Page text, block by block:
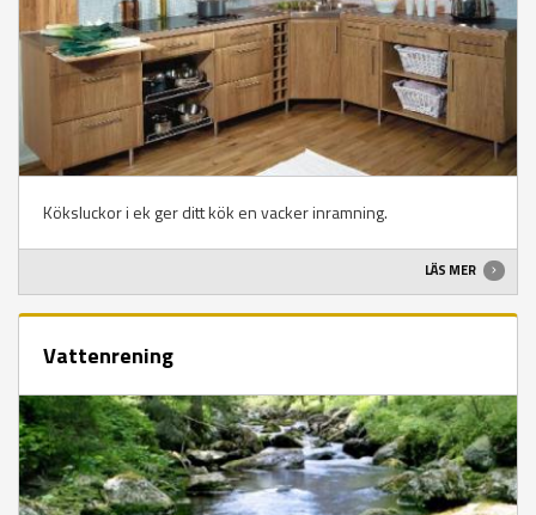
Köksluckor i ek ger ditt kök en vacker inramning.
LÄS MER
Vattenrening